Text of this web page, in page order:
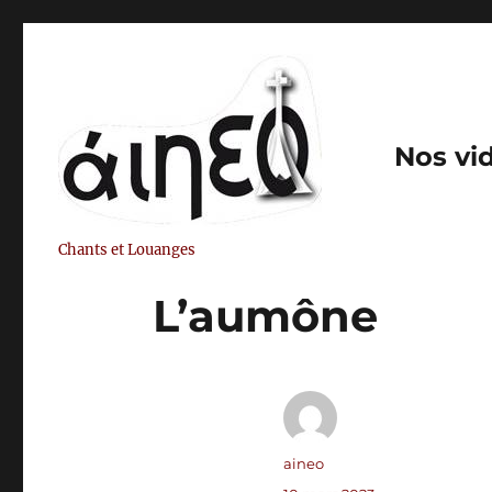
Chants et Louanges
Nos
L’aumône
Auteur
aineo